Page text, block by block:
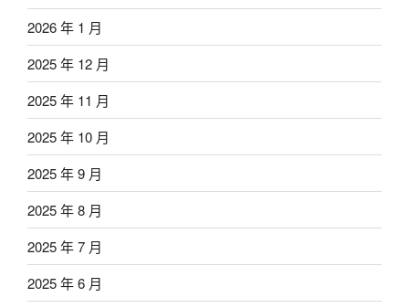
2026 年 1 月
2025 年 12 月
2025 年 11 月
2025 年 10 月
2025 年 9 月
2025 年 8 月
2025 年 7 月
2025 年 6 月